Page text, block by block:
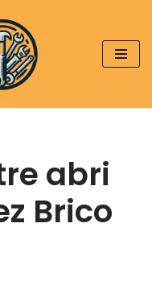
abri
Brico